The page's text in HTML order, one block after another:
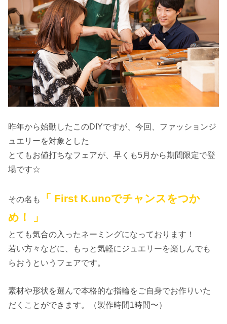
昨年から始動したこのDIYですが、今回、ファッションジ
ュエリーを対象とした
とてもお値打ちなフェアが、早くも5月から期間限定で登
場です☆
その名も
「 First K.unoでチャンスをつか
め！ 」
とても気合の入ったネーミングになっております！
若い方々などに、もっと気軽にジュエリーを楽しんでも
らおうというフェアです。
素材や形状を選んで本格的な指輪をご自身でお作りいた
だくことができます。（製作時間1時間〜）